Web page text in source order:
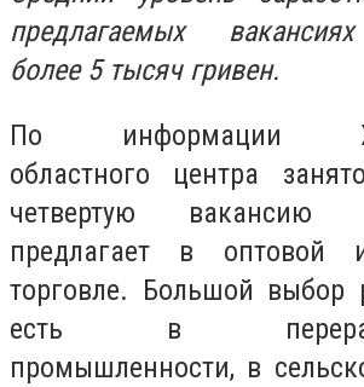
предлагаемых
более 5 тысяч гривен.
По информации
областного центра
четвертую вакансию
предлагает в оптовой
торговле. Большой выбор
есть в
промышленности, в